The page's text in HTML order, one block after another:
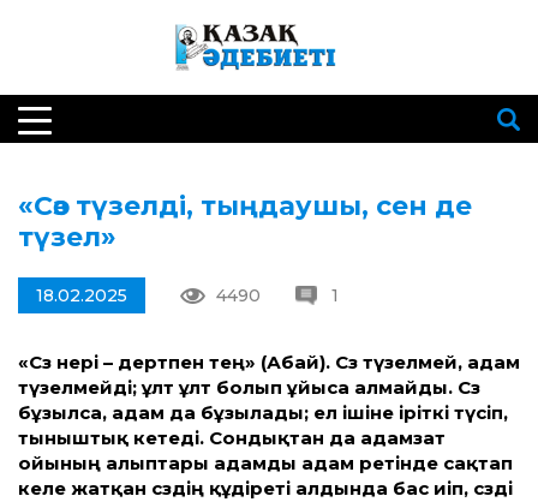
«Сөз түзелді, тыңдаушы, сен де
түзел»
18.02.2025 4490 1
«Сөз өнері – дертпен тең» (Абай). Сөз түзелмей, адам
түзелмейді; ұлт ұлт болып ұйыса алмайды. Сөз
бұзылса, адам да бұзылады; ел ішіне іріткі түсіп,
тыныштық кетеді. Сондықтан да адамзат
ойының алыптары адамды адам ретінде сақтап
келе жатқан сөздің құдіреті алдында бас иіп, сөзді